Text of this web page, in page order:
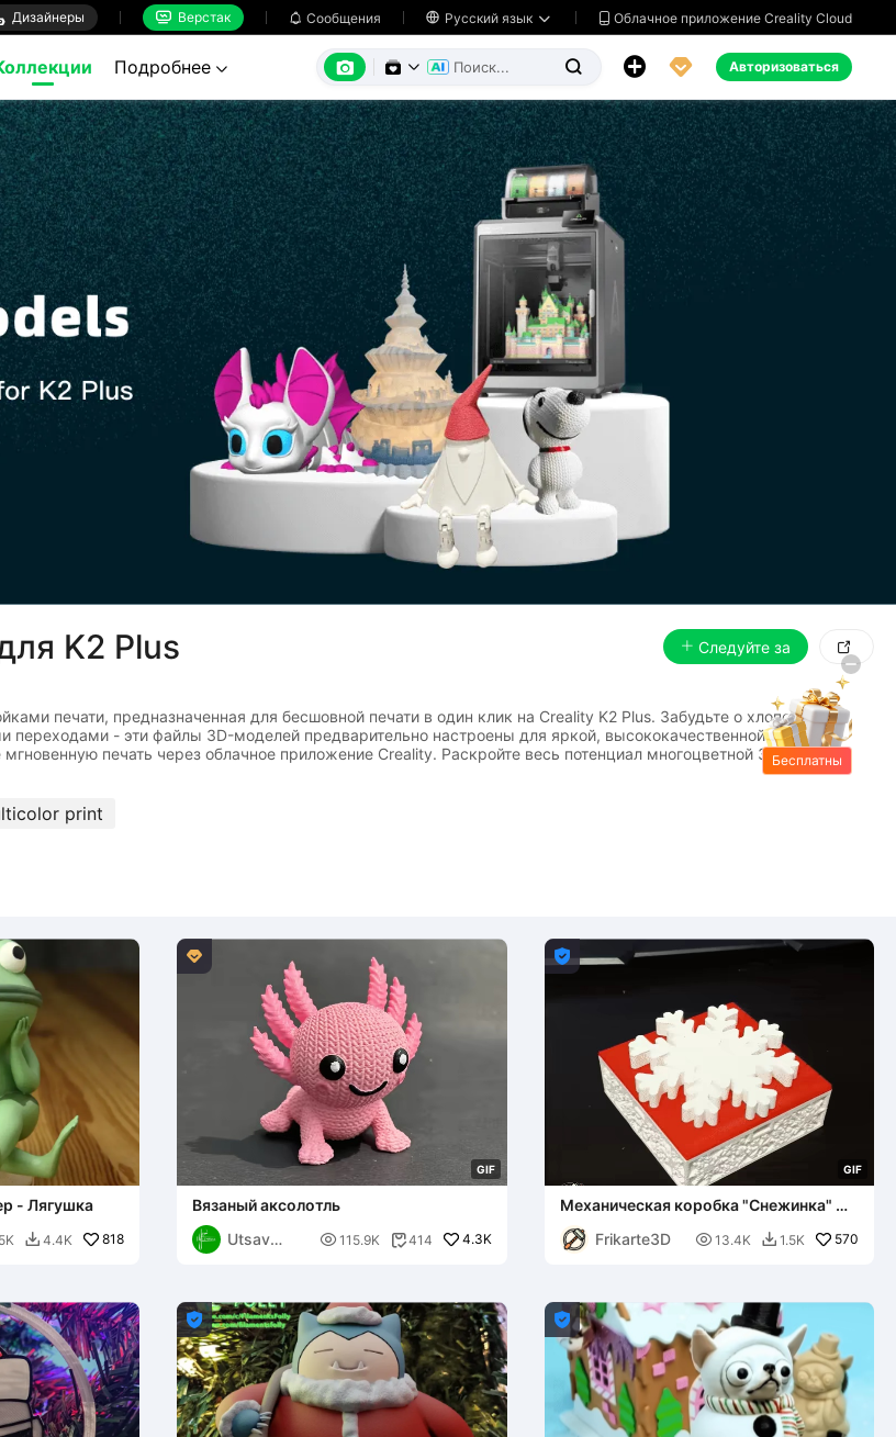
Дизайнеры  Верстак  Сообщения  Русский язык   Облачное приложение Creality Cloud
Подробнее       Авторизоваться
K2 Plus Следуйте за 
печати, предназначенная для бесшовной печати в один клик на Creality K2 Plus. Забудьте о хлопотах,
- эти файлы 3D-моделей предварительно настроены для яркой, высококачественной
печать через облачное приложение Creality. Раскройте весь потенциал многоцветной 3D-печати с
print
- Лягушка
 4.4K 818
GIF

Вязаный аксолотль
Utsav
 115.9K 414 4.3K
GIF

Механическая коробка "Снежинка" ❄
Frikarte3D
 13.4K  1.5K 570
 
Бесплатны